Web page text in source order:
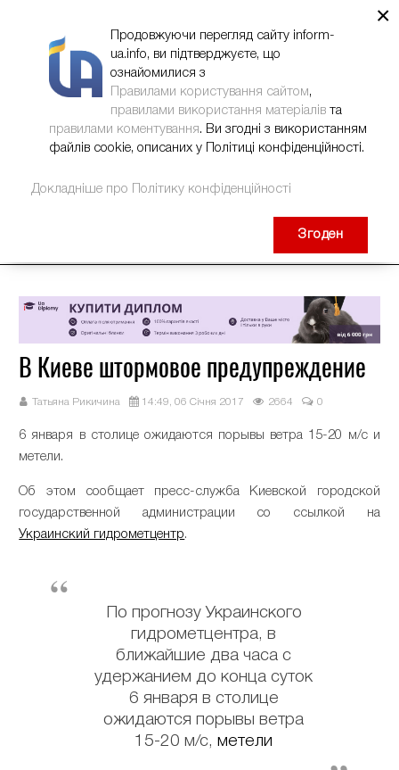
В Киеве штормовое предупреждение
Татьяна Рикичина 14:49, 06 Січня 2017 2664 0
6 января в столице ожидаются порывы ветра 15-20 м/с и
метели.
Об этом сообщает пресс-служба Киевской городской
государственной администрации со ссылкой на
Украинский гидрометцентр.
По прогнозу Украинского
гидрометцентра, в
ближайшие два часа с
удержанием до конца суток
6 января в столице
ожидаются порывы ветра
15-20 м/с,метели
×
Продовжуючи перегляд сайту inform-
ua.info, ви підтверджуєте, що
ознайомилися з
Правилами користування сайтом,
правилами використання матеріалів та
правилами коментування. Ви згодні з використанням
файлів cookie, описаних у Політиці конфіденційності.
Докладніше про Політику конфіденційності
Згоден